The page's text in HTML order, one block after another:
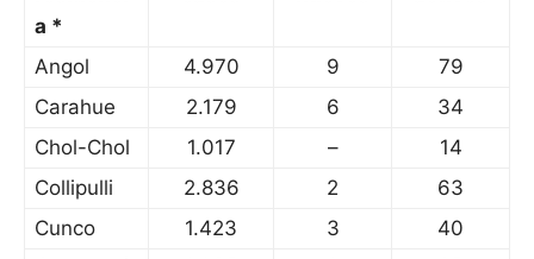
a *
Angol 4.970 9
79
Carahue
2.179 6
34
Chol-Chol
1.017 –
14
Collipulli
2.836 2
63
Cunco
1.423 3
40